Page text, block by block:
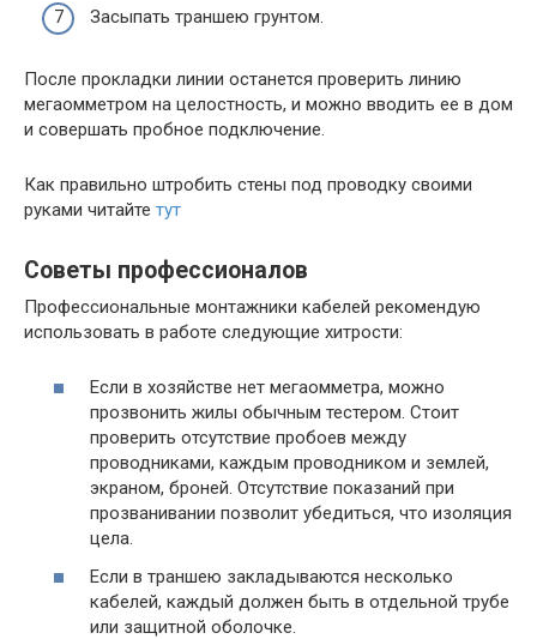
Засыпать траншею грунтом.
После прокладки линии останется проверить линию
мегаомметром на целостность, и можно вводить ее в дом
и совершать пробное подключение.
Как правильно штробить стены под проводку своими
руками читайте тут
Советы профессионалов
Профессиональные монтажники кабелей рекомендую
использовать в работе следующие хитрости:
Если в хозяйстве нет мегаомметра, можно
прозвонить жилы обычным тестером. Стоит
проверить отсутствие пробоев между
проводниками, каждым проводником и землей,
экраном, броней. Отсутствие показаний при
прозванивании позволит убедиться, что изоляция
цела.
Если в траншею закладываются несколько
кабелей, каждый должен быть в отдельной трубе
или защитной оболочке.